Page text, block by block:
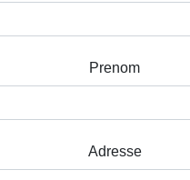
Prenom
Adresse